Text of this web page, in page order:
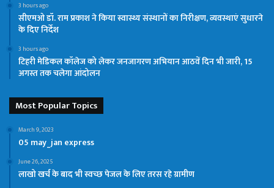
3 hours ago
सीएमओ डॉ. राम प्रकाश ने किया स्वास्थ्य संस्थानों का निरीक्षण, व्यवस्थाएं सुधारने
के दिए निर्देश
3 hours ago
टिहरी मेडिकल कॉलेज को लेकर जनजागरण अभियान आठवें दिन भी जारी, 15
अगस्त तक चलेगा आंदोलन
Most Popular Topics
March 9, 2023
05 may_jan express
June 26, 2025
लाखो खर्च के बाद भी स्वच्छ पेजल के लिए तरस रहे ग्रामीण